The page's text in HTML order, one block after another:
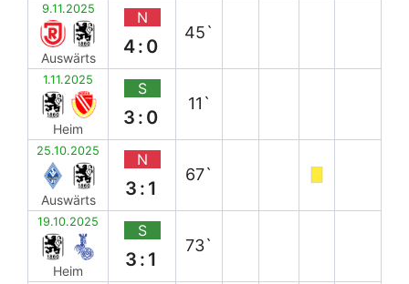
9.11.2025
Auswärts
N
4:0
45`
1.11.2025
Heim
S
3:0
11`
25.10.2025
Auswärts
N
3:1
67`
19.10.2025
Heim
S
3:1
73`